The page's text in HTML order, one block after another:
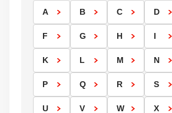
A B C D
F G H I
K L M N
P Q R S
U V W X